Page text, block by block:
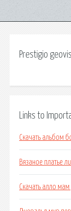
Prestigio
Links to
Скачать альбом
Вязаное платье
Скачать алло мам